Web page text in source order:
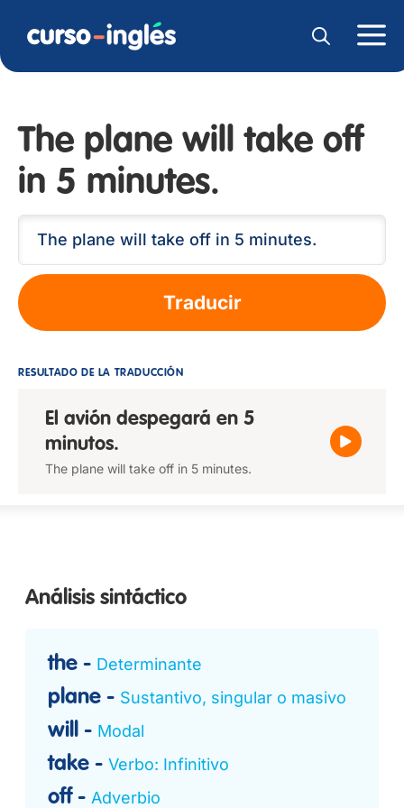
The plane will take off
in 5 minutes.
Traducir
RESULTADO DE LA TRADUCCIÓN
El avión despegará en 5
minutos.
The plane will take off in 5 minutes.
Análisis sintáctico
the Determinante
plane Sustantivo, singular o masivo
will Modal
take Verbo: Infinitivo
off Adverbio